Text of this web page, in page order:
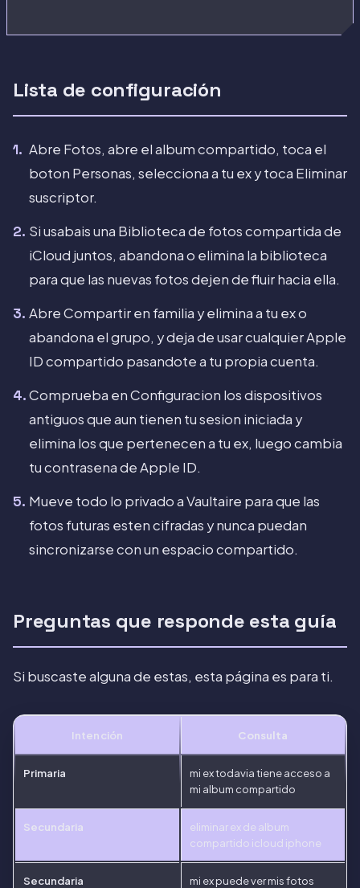
Lista de configuración
Abre Fotos, abre el album compartido, toca el
boton Personas, selecciona a tu ex y toca Eliminar
suscriptor.
Si usabais una Biblioteca de fotos compartida de
iCloud juntos, abandona o elimina la biblioteca
para que las nuevas fotos dejen de fluir hacia ella.
Abre Compartir en familia y elimina a tu ex o
abandona el grupo, y deja de usar cualquier Apple
ID compartido pasandote a tu propia cuenta.
Comprueba en Configuracion los dispositivos
antiguos que aun tienen tu sesion iniciada y
elimina los que pertenecen a tu ex, luego cambia
tu contrasena de Apple ID.
Mueve todo lo privado a Vaultaire para que las
fotos futuras esten cifradas y nunca puedan
sincronizarse con un espacio compartido.
Preguntas que responde esta guía
Si buscaste alguna de estas, esta página es para ti.
Intención Consulta
Primaria
mi ex todavia tiene acceso a
mi album compartido
Secundaria
eliminar ex de album
compartido icloud iphone
Secundaria
mi ex puede ver mis fotos